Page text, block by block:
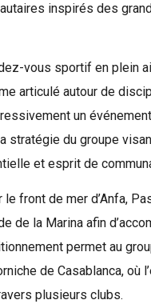
inspirés des
vous sportif en plein
articulé autour de
un
stratégie du groupe
et esprit de
front de mer d’Anfa,
de la Marina afin
permet au
de Casablanca, où
plusieurs clubs.